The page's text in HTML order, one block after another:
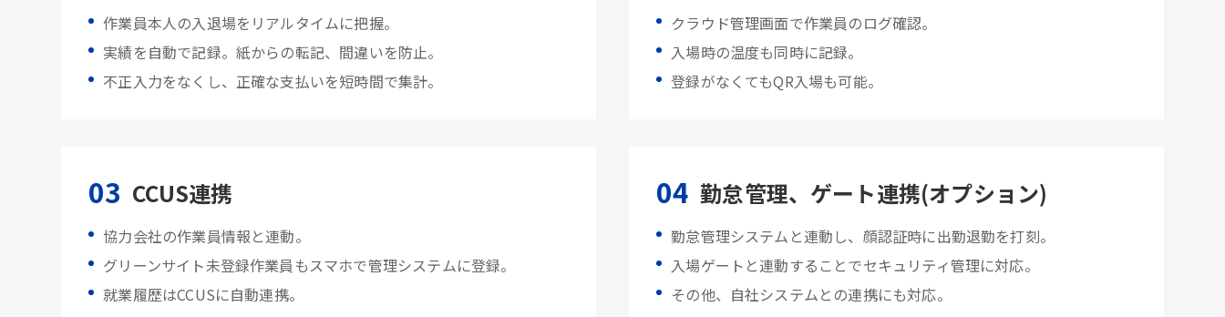
作業員本人の入退場をリアルタイムに把握。
実績を自動で記録。紙からの転記、間違いを防止。
不正入力をなくし、正確な支払いを短時間で集計。
クラウド管理画面で作業員のログ確認。
入場時の温度も同時に記録。
登録がなくてもQR入場も可能。
03 CCUS連携
協力会社の作業員情報と連動。
グリーンサイト未登録作業員もスマホで管理システムに登録。
就業履歴はCCUSに自動連携。
04 勤怠管理、ゲート連携(オプション)
勤怠管理システムと連動し、顔認証時に出勤退勤を打刻。
入場ゲートと連動することでセキュリティ管理に対応。
その他、自社システムとの連携にも対応。